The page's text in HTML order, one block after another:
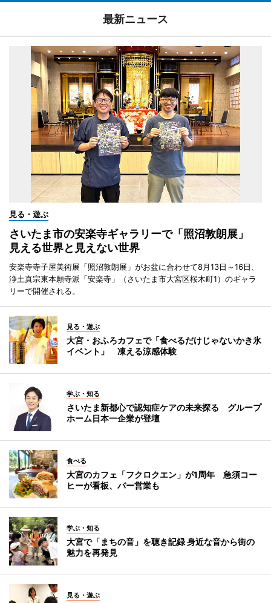
最新ニュース
見る・遊ぶ
さいたま市の安楽寺ギャラリーで「照沼敦朗展」
見える世界と見えない世界
安楽寺寺子屋美術展「照沼敦朗展」がお盆に合わせて8月13日～16日、
浄土真宗東本願寺派「安楽寺」（さいたま市大宮区桜木町1）のギャラ
リーで開催される。
見る・遊ぶ
大宮・おふろカフェで「食べるだけじゃないかき氷
イベント」 凍える涼感体験
学ぶ・知る
さいたま新都心で認知症ケアの未来探る グループ
ホーム日本一企業が登壇
食べる
大宮のカフェ「フクロクエン」が1周年 急須コー
ヒーが看板、バー営業も
学ぶ・知る
大宮で「まちの音」を聴き記録 身近な音から街の
魅力を再発見
見る・遊ぶ